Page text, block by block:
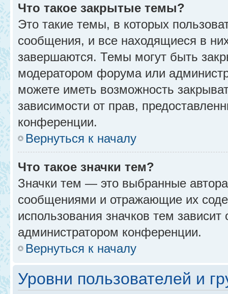
Что такое закрытые темы?
Это такие темы, в которых
сообщения, и все находящиеся в
завершаются. Темы могут быть
модератором форума или
можете иметь возможность
зависимости от прав,
конференции.
Вернуться к началу
Что такое значки тем?
Значки тем — это выбранные
сообщениями и отражающие их
использования значков тем
администратором конференции.
Вернуться к началу
Уровни пользователей и